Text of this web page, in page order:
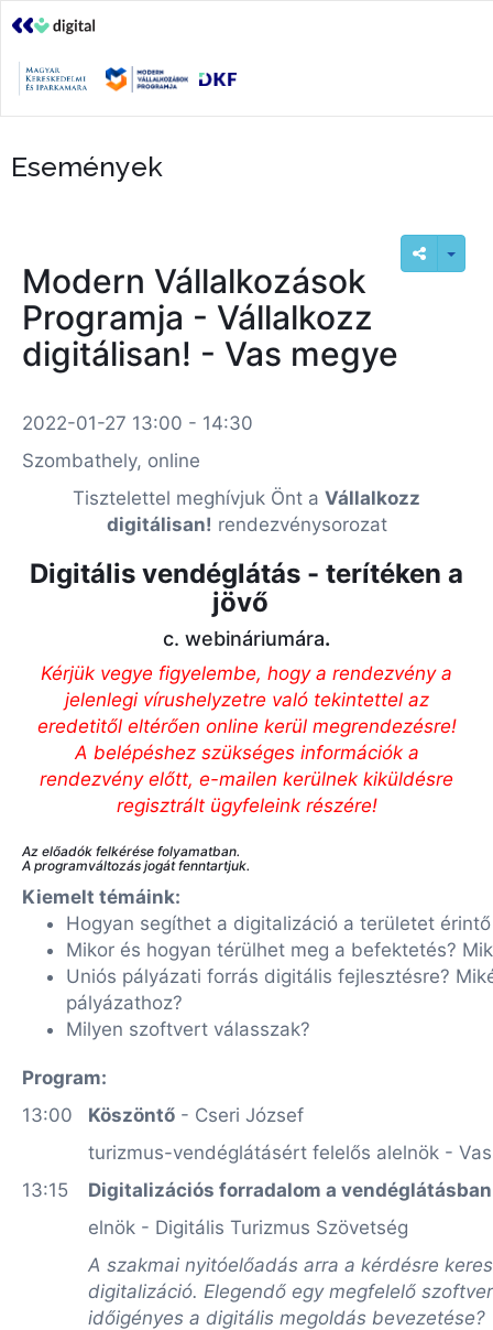
Események
Modern Vállalkozások
Programja - Vállalkozz
digitálisan! - Vas megye
2022-01-27 13:00 - 14:30
Szombathely, online
Tisztelettel meghívjuk Önt a Vállalkozz
digitálisan! rendezvénysorozat
Digitális vendéglátás - terítéken a
jövő
c. webináriumára.
Kérjük vegye figyelembe, hogy a rendezvény a
jelenlegi vírushelyzetre való tekintettel az
eredetitől eltérően online kerül megrendezésre!
A belépéshez szükséges információk a
rendezvény előtt, e-mailen kerülnek kiküldésre
regisztrált ügyfeleink részére!
Az előadók felkérése folyamatban.
A programváltozás jogát fenntartjuk.
Kiemelt témáink:
Hogyan segíthet a digitalizáció a területet
Mikor és hogyan térülhet meg a befektetés?
Uniós pályázati forrás digitális fejlesztésre?
pályázathoz?
Milyen szoftvert válasszak?
Program:
13:00
Köszöntő - Cseri József
turizmus-vendéglátásért felelős alelnök -
13:15
Digitalizációs forradalom a
elnök - Digitális Turizmus Szövetség
A szakmai nyitóelőadás arra a kérdésre
digitalizáció. Elegendő egy megfelelő
időigényes a digitális megoldás